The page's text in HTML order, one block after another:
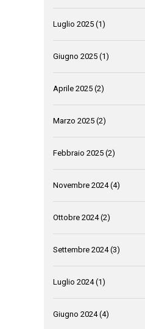
Luglio 2025 (1)
Giugno 2025 (1)
Aprile 2025 (2)
Marzo 2025 (2)
Febbraio 2025 (2)
Novembre 2024(4)
Ottobre 2024(2)
Settembre 2024(3)
Luglio 2024(1)
Giugno 2024(4)